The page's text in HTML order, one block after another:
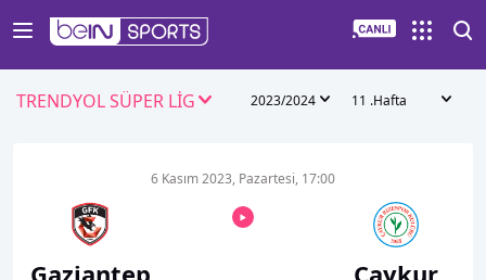
TRENDYOL SÜPER LİG 2023/2024 11 .Hafta
Gaziantep
6 Kasım 2023, Pazartesi, 17:00
Çaykur